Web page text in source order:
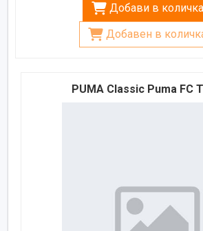
Добави в
Добавен в
PUMA Classic Puma FC